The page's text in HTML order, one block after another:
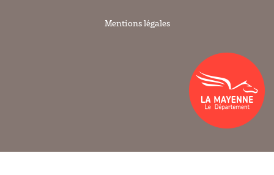
Mentions légales